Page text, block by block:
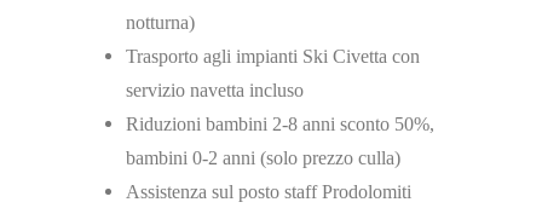
notturna)
Trasporto agli impianti Ski Civetta con
servizio navetta incluso
Riduzioni bambini 2-8 anni sconto 50%,
bambini 0-2 anni (solo prezzo culla)
Assistenza sul posto staff Prodolomiti